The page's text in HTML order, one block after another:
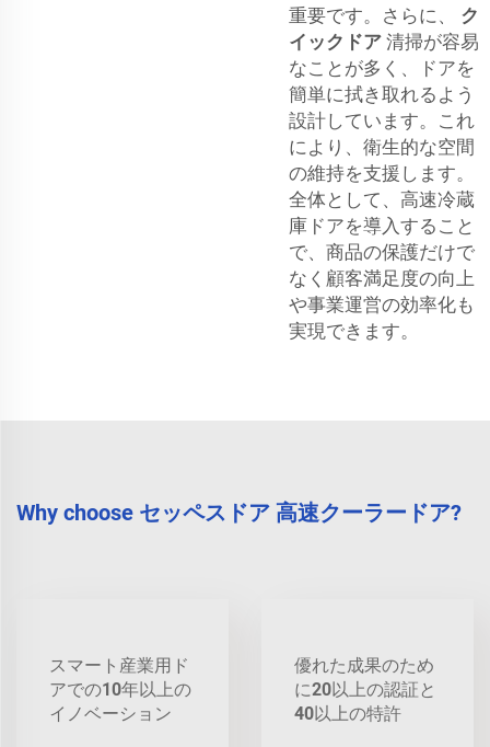
重要です。さらに、 ク
イックドア 清掃が容易
なことが多く、ドアを
簡単に拭き取れるよう
設計しています。これ
により、衛生的な空間
の維持を支援します。
全体として、高速冷蔵
庫ドアを導入すること
で、商品の保護だけで
なく顧客満足度の向上
や事業運営の効率化も
実現できます。
Why choose セッペスドア 高速クーラードア?
スマート産業用ド
アでの10年以上の
イノベーション
優れた成果のため
に20以上の認証と
40以上の特許